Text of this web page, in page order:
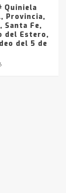
Quiniela
Provincia,
Santa Fe,
del Estero,
del 5 de